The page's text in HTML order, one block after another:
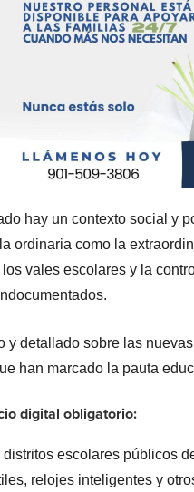
hay un contexto social y
ordinaria como la
vales escolares y la
y detallado sobre las
han marcado la pauta
digital obligatorio:
escolares públicos
relojes inteligentes y